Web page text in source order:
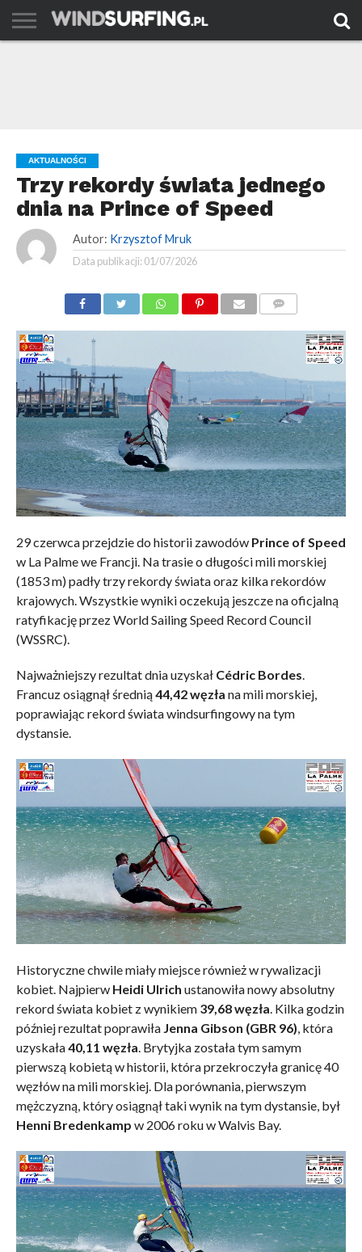
AKTUALNOŚCI
Trzy rekordy świata jednego
dnia na Prince of Speed
Autor: Krzysztof Mruk
Data publikacji: 01/07/2026
29 czerwca przejdzie do historii zawodów Prince of Speed
w La Palme we Francji. Na trasie o długości mili morskiej
(1853 m) padły trzy rekordy świata oraz kilka rekordów
krajowych. Wszystkie wyniki oczekują jeszcze na oficjalną
ratyfikację przez World Sailing Speed Record Council
(WSSRC).
Najważniejszy rezultat dnia uzyskał Cédric Bordes
Francuz osiągnął średnią44,42 węzła na mili morskiej,
poprawiając rekord świata windsurfingowy na tym
dystansie.
Historyczne chwile miały miejsce również w rywalizacji
kobiet. Najpierw Heidi Ulrich ustanowiła nowy absolutny
rekord świata kobiet z wynikiem 39,68 węzła. Kilka godzin
później rezultat poprawiła Jenna Gibson (GBR 96), która
uzyskała40,11 węzła. Brytyjka została tym samym
pierwszą kobietą w historii, która przekroczyła granicę 40
węzłów na mili morskiej. Dla porównania, pierwszym
mężczyzną, który osiągnął taki wynik na tym dystansie, był
Henni Bredenkamp w 2006 roku w Walvis Bay.